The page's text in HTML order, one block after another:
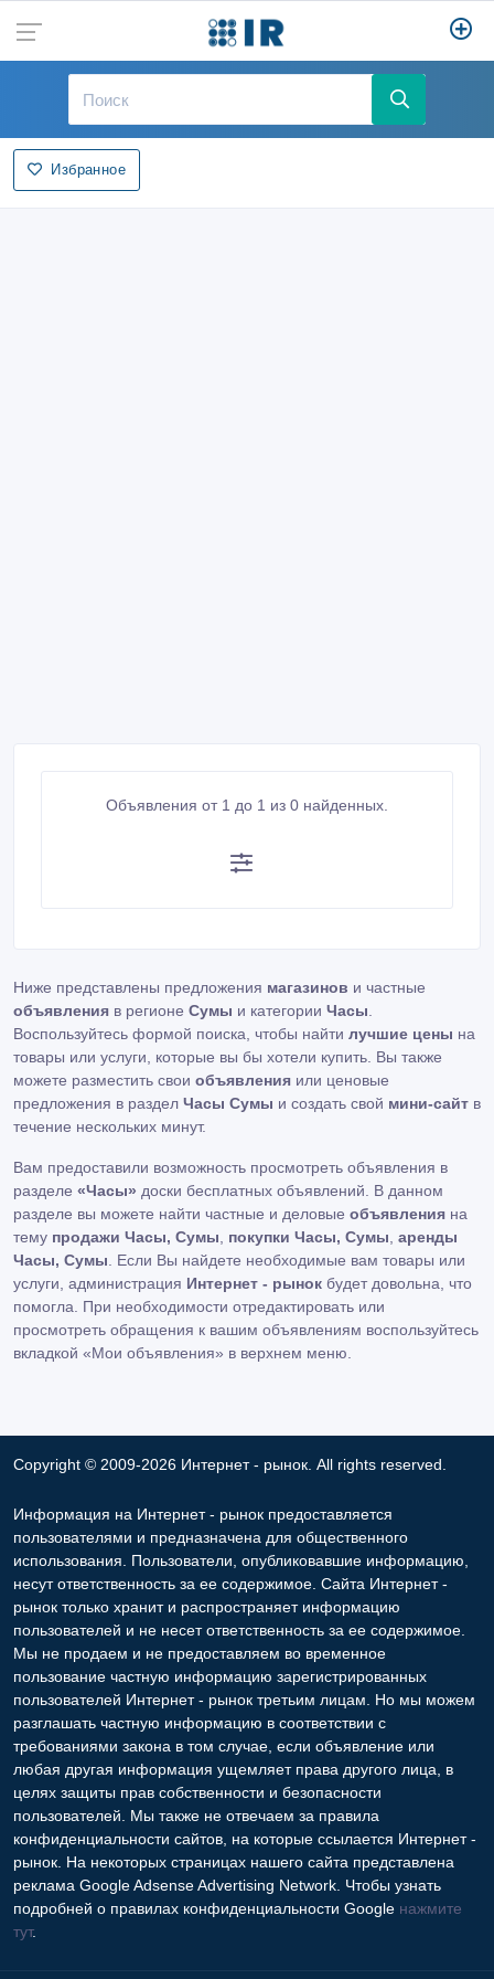
Избранное
Объявления от 1 до 1 из 0 найденных.
Ниже представлены предложения магазинов и частные
объявления в регионе Сумы и категории Часы
Воспользуйтесь формой поиска, чтобы найти лучшие цены на
товары или услуги, которые вы бы хотели купить. Вы также
можете разместить свои объявления или ценовые
предложения в раздел Часы Сумы и создать свой мини-сайт в
течение нескольких минут.
Вам предоставили возможность просмотреть объявления в
разделе «Часы» доски бесплатных объявлений. В данном
разделе вы можете найти частные и деловые объявления на
тему продажи Часы, Сумы покупки Часы, Сумы аренды
Часы, Сумы . Если Вы найдете необходимые вам товары или
услуги, администрация Интернет - рынок будет довольна, что
помогла. При необходимости отредактировать или
просмотреть обращения к вашим объявлениям воспользуйтесь
вкладкой «Мои объявления» в верхнем меню.
Copyright © 2009-2026 Интернет - рынок. All rights reserved.
Информация на Интернет - рынок предоставляется
пользователями и предназначена для общественного
использования. Пользователи, опубликовавшие информацию,
несут ответственность за ее содержимое. Сайта Интернет -
рынок только хранит и распространяет информацию
пользователей и не несет ответственность за ее содержимое.
Мы не продаем и не предоставляем во временное
пользование частную информацию зарегистрированных
пользователей Интернет - рынок третьим лицам. Но мы можем
разглашать частную информацию в соответствии с
требованиями закона в том случае, если объявление или
любая другая информация ущемляет права другого лица, в
целях защиты прав собственности и безопасности
пользователей. Мы также не отвечаем за правила
конфиденциальности сайтов, на которые ссылается Интернет -
рынок. На некоторых страницах нашего сайта представлена
реклама Google Adsense Advertising Network. Чтобы узнать
подробней о правилах конфиденциальности Google нажмите
тут.